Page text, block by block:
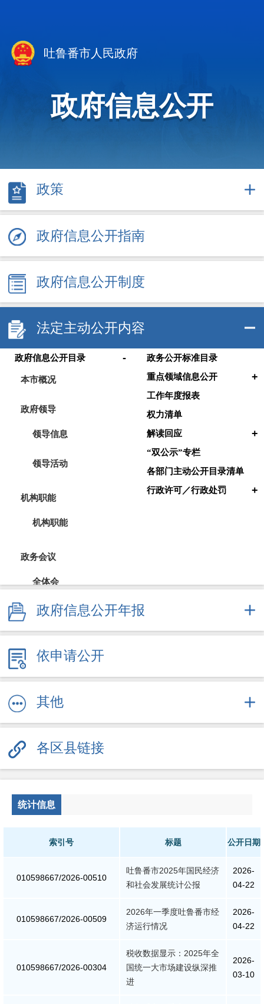
吐鲁番市人民政府
政府信息公开
政策
政府信息公开指南
政府信息公开制度
法定主动公开内容
政府信息公开目录 -
本市概况
政府领导
领导信息
领导活动
机构职能
机构职能
政务会议
全体会
常务会
直达资金
统计信息
总结报告
人事管理
国务院文件
政务公开标准目录
重点领域信息公开
+
工作年度报表
权力清单
解读回应
+
“双公示”专栏
各部门主动公开目录清单
行政许可／行政处罚
+
政府信息公开年报
依申请公开
其他
各区县链接
统计信息
索引号 标题 公开日期
010598667/2026-00510
吐鲁番市2025年国民经济
和社会发展统计公报
2026-
04-22
010598667/2026-00509
2026年一季度吐鲁番市经
济运行情况
2026-
04-22
010598667/2026-00304
税收数据显示：2025年全
国统一大市场建设纵深推
进
2026-
03-10